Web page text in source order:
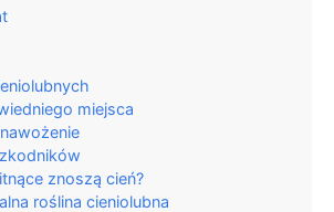
miejsca
znoszą cień?
roślina cieniolubna